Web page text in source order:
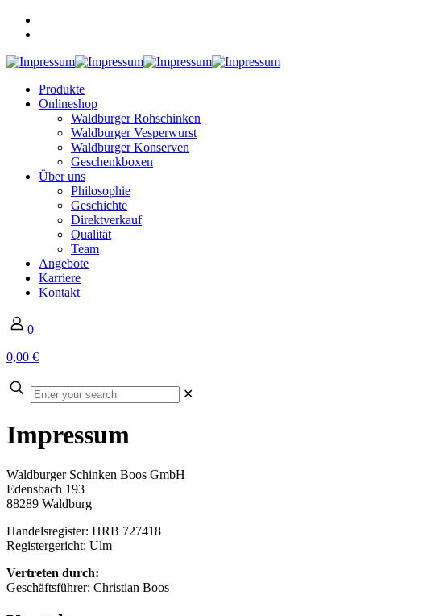
Produkte
Onlineshop
Waldburger Rohschinken
Waldburger Vesperwurst
Waldburger Konserven
Geschenkboxen
Über uns
Philosophie
Geschichte
Direktverkauf
Qualität
Team
Angebote
Karriere
Kontakt
0
0,00 €
Enter
your
✕
Impressum
Waldburger Schinken Boos GmbH
Edensbach 193
88289 Waldburg
Handelsregister: HRB 727418
Registergericht: Ulm
Vertreten durch:
Geschäftsführer: Christian Boos